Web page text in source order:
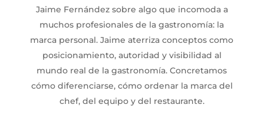
Jaime Fernández sobre algo que incomoda a
muchos profesionales de la gastronomía: la
marca personal. Jaime aterriza conceptos como
posicionamiento, autoridad y visibilidad al
mundo real de la gastronomía. Concretamos
cómo diferenciarse, cómo ordenar la marca del
chef, del equipo y del restaurante.